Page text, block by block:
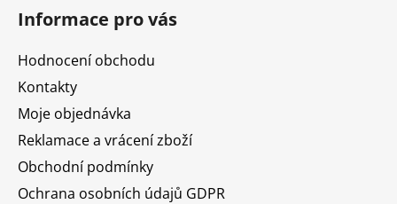
Informace pro vás
Hodnocení obchodu
Kontakty
Moje objednávka
Reklamace a vrácení zboží
Obchodní podmínky
Ochrana osobních údajů GDPR